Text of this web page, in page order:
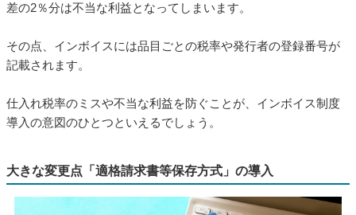
差の2％分は不当な利益となってしまいます。
その点、インボイスには品目ごとの税率や発行者の登録番号が
記載されます。
仕入れ税率のミスや不当な利益を防ぐことが、インボイス制度
導入の意図のひとつといえるでしょう。
大きな変更点「適格請求書等保存方式」の導入